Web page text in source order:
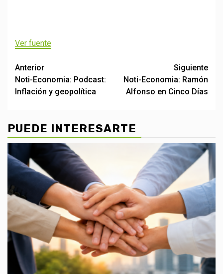
Ver fuente
Post
navigation
Anterior
Noti-Economia: Podcast:
Inflación y geopolítica
Siguiente
Noti-Economia: Ramón
Alfonso en Cinco Días
PUEDE INTERESARTE